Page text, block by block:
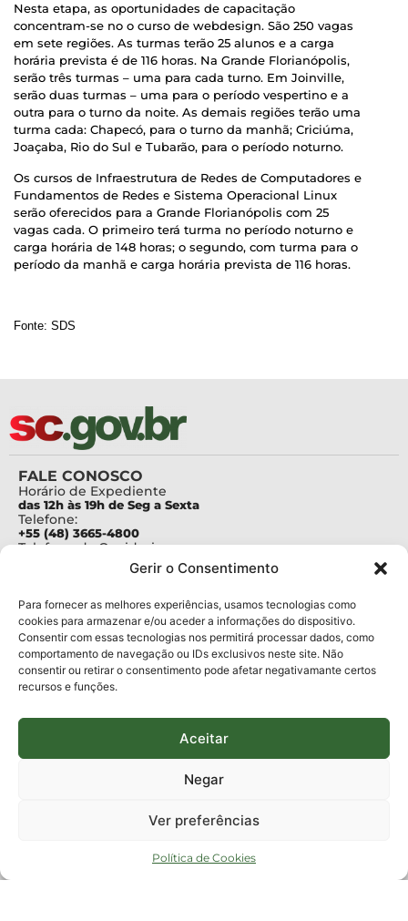
Gerir o Consentimento
Para fornecer as melhores experiências, usamos tecnologias como
cookies para armazenar e/ou aceder a informações do dispositivo.
Consentir com essas tecnologias nos permitirá processar dados, como
comportamento de navegação ou IDs exclusivos neste site. Não
consentir ou retirar o consentimento pode afetar negativamante certos
recursos e funções.
Aceitar
Negar
Ver preferências
Política de Cookies
Nesta etapa, as oportunidades de capacitação
concentram-se no o curso de webdesign. São 250 vagas
em sete regiões. As turmas terão 25 alunos e a carga
horária prevista é de 116 horas. Na Grande Florianópolis,
serão três turmas – uma para cada turno. Em Joinville,
serão duas turmas – uma para o período vespertino e a
outra para o turno da noite. As demais regiões terão uma
turma cada: Chapecó, para o turno da manhã; Criciúma,
Joaçaba, Rio do Sul e Tubarão, para o período noturno.
Os cursos de Infraestrutura de Redes de Computadores e
Fundamentos de Redes e Sistema Operacional Linux
serão oferecidos para a Grande Florianópolis com 25
vagas cada. O primeiro terá turma no período noturno e
carga horária de 148 horas; o segundo, com turma para o
período da manhã e carga horária prevista de 116 horas.
Fonte: SDS
FALE CONOSCO
Horário de Expediente
das 12h às 19h de Seg a Sexta
Telefone:
+55 (48) 3665-4800
Telefone da Ouvidoria
Para assuntos relacionados à Pesquisa
pesquisa@fapesc.sc.gov.br
Para assuntos relacionados à Inovação
inovacao@fapesc.sc.gov.br
Para assuntos relacionados à Bolsas
bolsas@fapesc.sc.gov.br
Para assuntos relacionados à Prestação de Contas
Para assuntos relacionados à Plataforma
plataforma@fapesc.sc.gov.br
Jair Artur da Silva dpo@fapesc.sc.gov.br 3665-4831
km 01, Módulo 12A, Edifício Fapesc / Celta, 5° andar